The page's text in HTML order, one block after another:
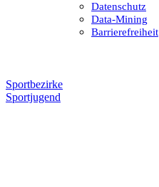
Daten­schutz
Data-Mining
Barrie­re­frei­heit
Sportbezirke
Sportjugend